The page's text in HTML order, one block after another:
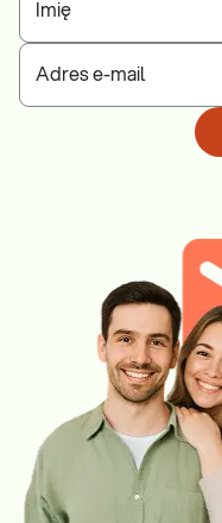
Imię
Adres e-mail